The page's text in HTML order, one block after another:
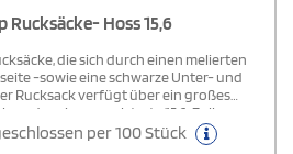
Hoss 15,6
die sich durch einen melierten
-sowie eine schwarze Unter- und
Rucksack verfügt über ein großes
das eine gepolsterte 15,6-Zoll-
über ein vorderes Fach mit
Zugriff auf mobile Geräte.
per 100 Stück